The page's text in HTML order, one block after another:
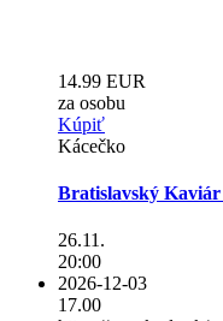
14.99 EUR
za osobu
Kúpiť
Kácečko
Bratislavský
26.11.
20:00
2026-12-03
17.00